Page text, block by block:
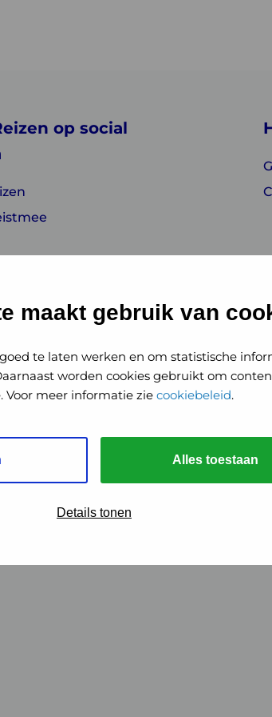
maakt gebruik van
te laten werken en om statistische
worden cookies gebruikt om
Voor meer informatie zie cookiebeleid.
Alles toestaan
Details tonen
op social